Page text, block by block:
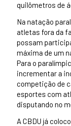
quilômetros de
Na natação
atletas fora da
possam
máxima de um
Para o
incrementar a
competição de
esportes com
disputando no
A CBDU já